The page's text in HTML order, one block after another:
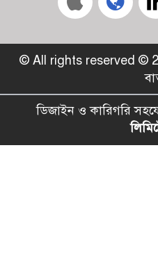
© All rights reserved ©
ডিজাইন ও কারিগরি